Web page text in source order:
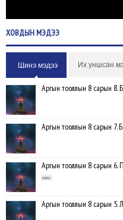
ХОВДЫНМЭДЭЭ
Шинэ мэдээ Их уншсан
Аргын тооллын 8 сарын 8.
Аргын тооллын 8 сарын 7.
Аргын тооллын 8 сарын 6.
өмнө
Аргын тооллын 8 сарын 5.